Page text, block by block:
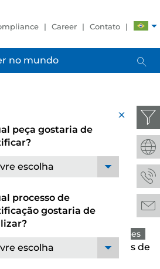
Career Contato
no mundo
x
peça gostaria de
escolha
processo de
gostaria de
escolha
Inovações
precisão de eixos pesados de